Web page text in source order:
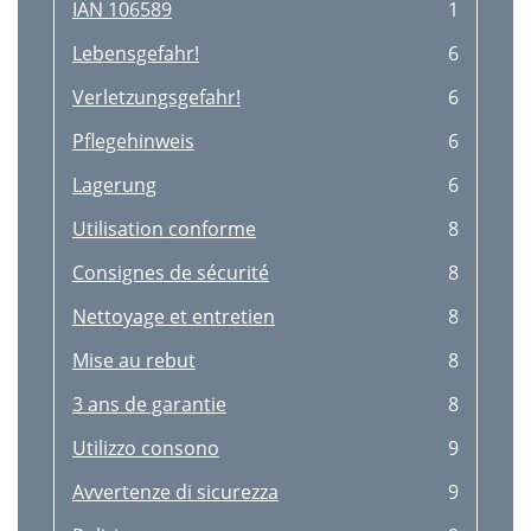
IAN 106589
1
Lebensgefahr!
6
Verletzungsgefahr!
6
Pflegehinweis
6
Lagerung
6
Utilisation conforme
8
Consignes de sécurité
8
Nettoyage et entretien
8
Mise au rebut
8
3 ans de garantie
8
Utilizzo consono
9
Avvertenze di sicurezza
9